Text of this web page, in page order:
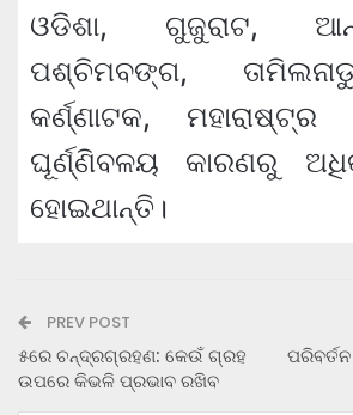
ଓଡିଶା, ଗୁଜୁରାଟ,
ପଶ୍ଚିମବଙ୍ଗ,
କର୍ଣ୍ଣାଟକ,
ଘୂର୍ଣ୍ଣିବଳୟ କାରଣରୁ
ହୋଇଥାନ୍ତି।
PREV POST
୫ରେ ଚନ୍ଦ୍ରଗ୍ରହଣ: କେଉଁ ଗ୍ରହ
ଉପରେ କିଭଳି ପ୍ରଭାବ ରଖିବ